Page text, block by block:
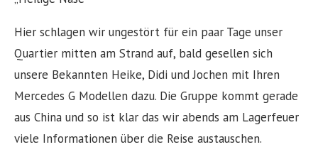
Hier schlagen wir ungestört für ein paar Tage unser
Quartier mitten am Strand auf, bald gesellen sich
unsere Bekannten Heike, Didi und Jochen mit Ihren
Mercedes G Modellen dazu. Die Gruppe kommt gerade
aus China und so ist klar das wir abends am Lagerfeuer
viele Informationen über die Reise austauschen.